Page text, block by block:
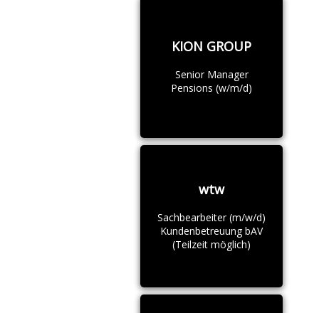
KION GROUP
Senior Manager
Pensions (w/m/d)
wtw
Sachbearbeiter (m/w/d)
Kundenbetreuung bAV
(Teilzeit möglich)